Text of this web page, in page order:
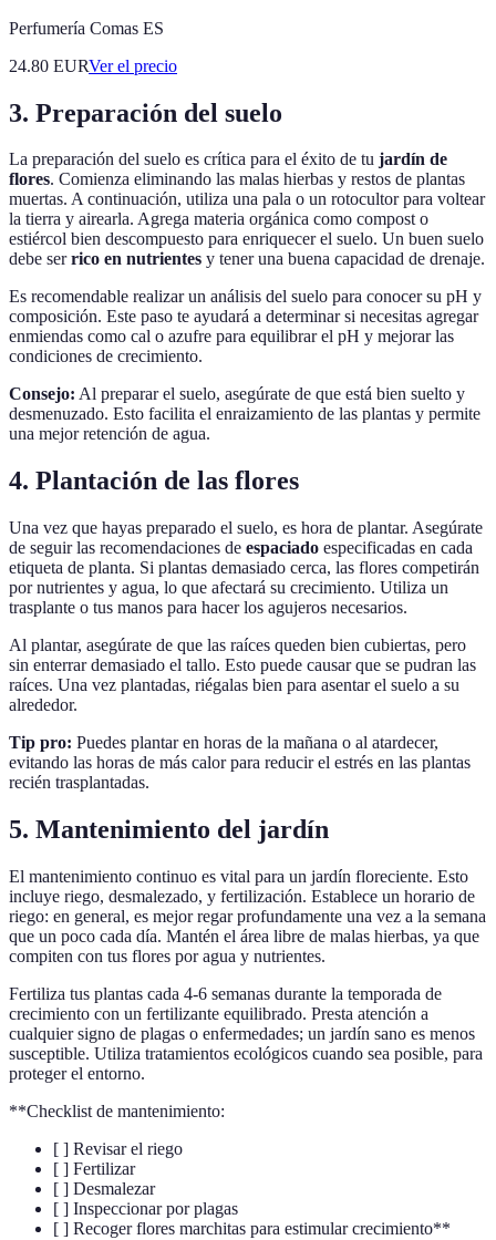
Perfumería Comas ES
24.80 EURVer el precio
3. Preparación del suelo
La preparación del suelo es crítica para el éxito de tu jardín de
flores. Comienza eliminando las malas hierbas y restos de plantas
muertas. A continuación, utiliza una pala o un rotocultor para voltear
la tierra y airearla. Agrega materia orgánica como compost o
estiércol bien descompuesto para enriquecer el suelo. Un buen suelo
debe serrico en nutrientes y tener una buena capacidad de drenaje.
Es recomendable realizar un análisis del suelo para conocer su pH y
composición. Este paso te ayudará a determinar si necesitas agregar
enmiendas como cal o azufre para equilibrar el pH y mejorar las
condiciones de crecimiento.
Consejo: Al preparar el suelo, asegúrate de que está bien suelto y
desmenuzado. Esto facilita el enraizamiento de las plantas y permite
una mejor retención de agua.
4. Plantación de las flores
Una vez que hayas preparado el suelo, es hora de plantar. Asegúrate
de seguir las recomendaciones de espaciado especificadas en cada
etiqueta de planta. Si plantas demasiado cerca, las flores competirán
por nutrientes y agua, lo que afectará su crecimiento. Utiliza un
trasplante o tus manos para hacer los agujeros necesarios.
Al plantar, asegúrate de que las raíces queden bien cubiertas, pero
sin enterrar demasiado el tallo. Esto puede causar que se pudran las
raíces. Una vez plantadas, riégalas bien para asentar el suelo a su
alrededor.
Tip pro: Puedes plantar en horas de la mañana o al atardecer,
evitando las horas de más calor para reducir el estrés en las plantas
recién trasplantadas.
5. Mantenimiento del jardín
El mantenimiento continuo es vital para un jardín floreciente. Esto
incluye riego, desmalezado, y fertilización. Establece un horario de
riego: en general, es mejor regar profundamente una vez a la semana
que un poco cada día. Mantén el área libre de malas hierbas, ya que
compiten con tus flores por agua y nutrientes.
Fertiliza tus plantas cada 4-6 semanas durante la temporada de
crecimiento con un fertilizante equilibrado. Presta atención a
cualquier signo de plagas o enfermedades; un jardín sano es menos
susceptible. Utiliza tratamientos ecológicos cuando sea posible, para
proteger el entorno.
**Checklist de mantenimiento:
[ ] Revisar el riego
[ ] Fertilizar
[ ] Desmalezar
[ ] Inspeccionar por plagas
[ ] Recoger flores marchitas para estimular crecimiento**